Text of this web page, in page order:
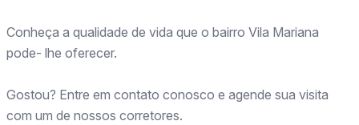
Conheça a qualidade de vida que o bairro Vila Mariana
pode- lhe oferecer.
Gostou? Entre em contato conosco e agende sua visita
com um de nossos corretores.